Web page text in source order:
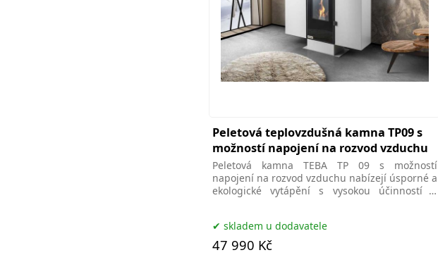
Peletová teplovzdušná kamna TP09 s
možností napojení na rozvod vzduchu
Peletová kamna TEBA TP 09 s možností
napojení na rozvod vzduchu nabízejí úsporné a
ekologické vytápění s vysokou účinností a
skladem u dodavatele
47 990 Kč